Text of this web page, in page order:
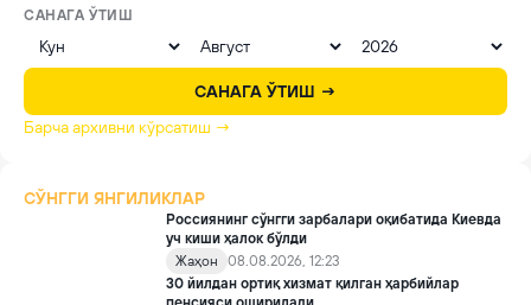
САНАГА ЎТИШ
САНАГА ЎТИШ →
Барча архивни кўрсатиш →
СЎНГГИ ЯНГИЛИКЛАР
Россиянинг сўнгги зарбалари оқибатида Киевда
уч киши ҳалок бўлди
Жаҳон
08.08.2026, 12:23
30 йилдан ортиқ хизмат қилган ҳарбийлар